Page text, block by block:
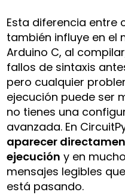
Esta diferencia entre
también influye en el
Arduino C, al
fallos de sintaxis
pero cualquier
ejecución puede ser
no tienes una
avanzada. En
aparecer
ejecución y en
mensajes legibles
está pasando.